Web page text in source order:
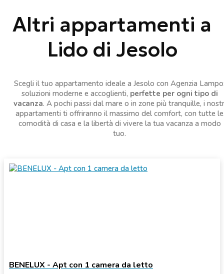
Altri appartamenti a
Lido di Jesolo
Scegli il tuo appartamento ideale a Jesolo con Agenzia
soluzioni moderne e accoglienti, perfette per ogni tipo di
vacanza. A pochi passi dal mare o in zone più tranquille, i
appartamenti ti offriranno il massimo del comfort, con tutte le
comodità di casa e la libertà di vivere la tua vacanza a modo
tuo.
BENELUX - Apt con 1 camera da letto